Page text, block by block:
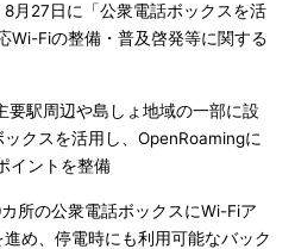
月27日に「公衆電話ボックスを活
Wi-Fiの整備・普及啓発等に関する
要駅周辺や島しょ地域の一部に設
クスを活用し、OpenRoamingに
イントを整備
所の公衆電話ボックスにWi-Fiア
め、停電時にも利用可能なバック